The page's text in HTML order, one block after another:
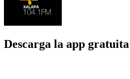
Descarga la app